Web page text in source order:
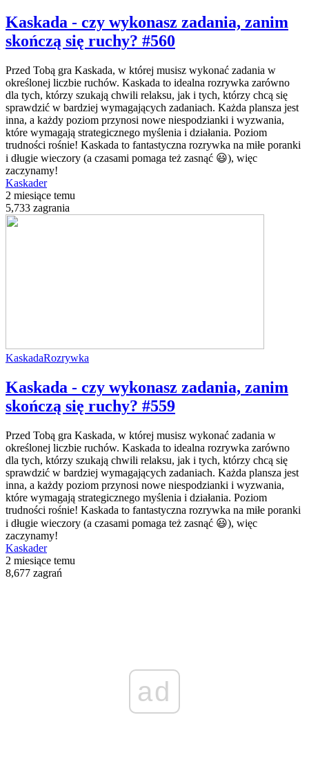
Kaskada - czy wykonasz zadania, zanim
skończą się ruchy? #560
Przed Tobą gra Kaskada, w której musisz wykonać zadania w
określonej liczbie ruchów. Kaskada to idealna rozrywka zarówno
dla tych, którzy szukają chwili relaksu, jak i tych, którzy chcą się
sprawdzić w bardziej wymagających zadaniach. Każda plansza jest
inna, a każdy poziom przynosi nowe niespodzianki i wyzwania,
które wymagają strategicznego myślenia i działania. Poziom
trudności rośnie! Kaskada to fantastyczna rozrywka na miłe poranki
i długie wieczory (a czasami pomaga też zasnąć 😃), więc
zaczynamy!
Kaskader
2 miesiące temu
5,733 zagrania
KaskadaRozrywka
Kaskada - czy wykonasz zadania, zanim
skończą się ruchy? #559
Przed Tobą gra Kaskada, w której musisz wykonać zadania w
określonej liczbie ruchów. Kaskada to idealna rozrywka zarówno
dla tych, którzy szukają chwili relaksu, jak i tych, którzy chcą się
sprawdzić w bardziej wymagających zadaniach. Każda plansza jest
inna, a każdy poziom przynosi nowe niespodzianki i wyzwania,
które wymagają strategicznego myślenia i działania. Poziom
trudności rośnie! Kaskada to fantastyczna rozrywka na miłe poranki
i długie wieczory (a czasami pomaga też zasnąć 😃), więc
zaczynamy!
Kaskader
2 miesiące temu
8,677 zagrań
ad